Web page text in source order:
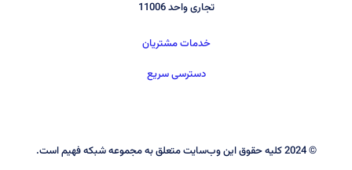
تجاری واحد 11006
خدمات مشتریان
دسترسی سریع
© 2024 کليه حقوق اين وب‌سايت متعلق به مجموعه شبکه فهیم است.